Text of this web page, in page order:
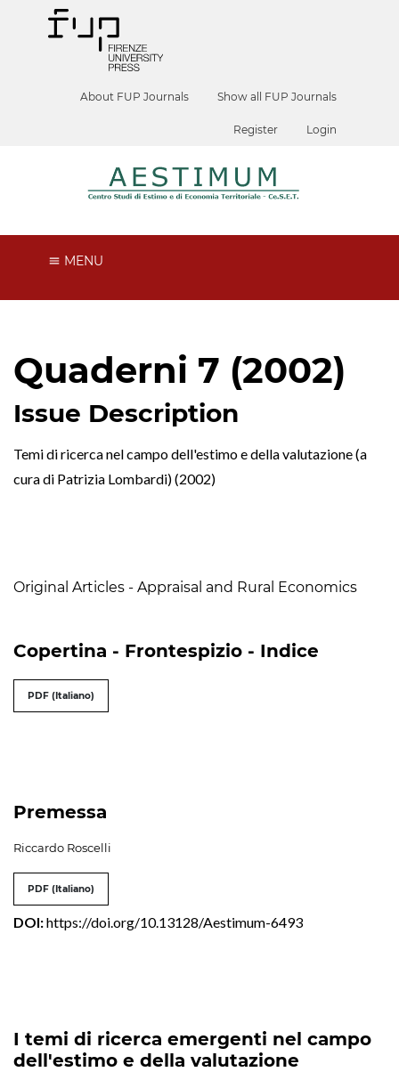
About FUP Journals Show all FUP Journals
Register Login
MENU
Quaderni 7 (2002)
Issue Description
Temi di ricerca nel campo dell'estimo e della valutazione (a
cura di Patrizia Lombardi) (2002)
Original Articles - Appraisal and Rural Economics
Copertina - Frontespizio - Indice
PDF (Italiano)
Premessa
Riccardo Roscelli
PDF (Italiano)
DOI:https://doi.org/10.13128/Aestimum-6493
I temi di ricerca emergenti nel campo
dell'estimo e della valutazione